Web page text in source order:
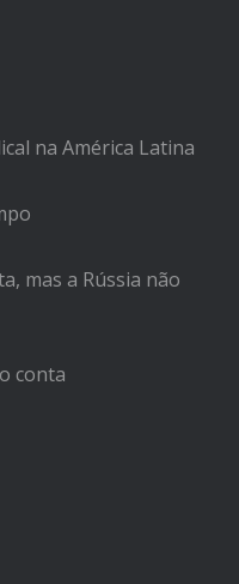
na América Latina
mas a Rússia não
conta